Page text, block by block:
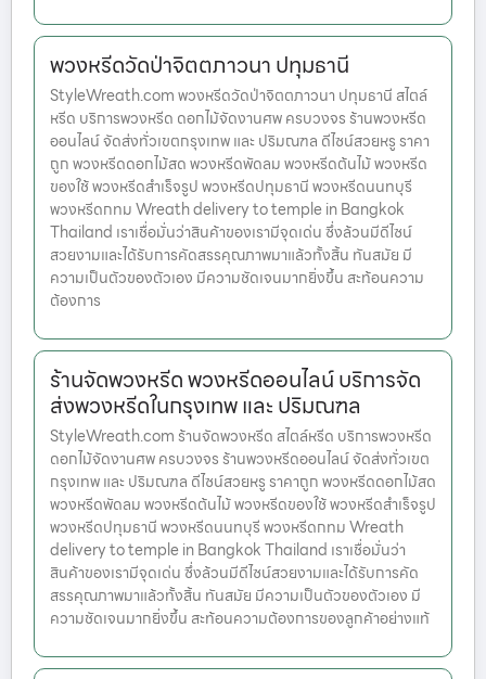
พวงหรีดวัดป่าจิตตภาวนา ปทุมธานี
StyleWreath.com พวงหรีดวัดป่าจิตตภาวนา ปทุมธานี สไตล์
หรีด บริการพวงหรีด ดอกไม้จัดงานศพ ครบวงจร ร้านพวงหรีด
ออนไลน์ จัดส่งทั่วเขตกรุงเทพ และ ปริมณฑล ดีไซน์สวยหรู ราคา
ถูก พวงหรีดดอกไม้สด พวงหรีดพัดลม พวงหรีดต้นไม้ พวงหรีด
ของใช้ พวงหรีดสำเร็จรูป พวงหรีดปทุมธานี พวงหรีดนนทบุรี
พวงหรีดกทม Wreath delivery to temple in Bangkok
Thailand เราเชื่อมั่นว่าสินค้าของเรามีจุดเด่น ซึ่งล้วนมีดีไซน์
สวยงามและได้รับการคัดสรรคุณภาพมาแล้วทั้งสิ้น ทันสมัย มี
ความเป็นตัวของตัวเอง มีความชัดเจนมากยิ่งขึ้น สะท้อนความ
ต้องการ
ร้านจัดพวงหรีด พวงหรีดออนไลน์ บริการจัด
ส่งพวงหรีดในกรุงเทพ และ ปริมณฑล
StyleWreath.com ร้านจัดพวงหรีด สไตล์หรีด บริการพวงหรีด
ดอกไม้จัดงานศพ ครบวงจร ร้านพวงหรีดออนไลน์ จัดส่งทั่วเขต
กรุงเทพ และ ปริมณฑล ดีไซน์สวยหรู ราคาถูก พวงหรีดดอกไม้สด
พวงหรีดพัดลม พวงหรีดต้นไม้ พวงหรีดของใช้ พวงหรีดสำเร็จรูป
พวงหรีดปทุมธานี พวงหรีดนนทบุรี พวงหรีดกทม Wreath
delivery to temple in Bangkok Thailand เราเชื่อมั่นว่า
สินค้าของเรามีจุดเด่น ซึ่งล้วนมีดีไซน์สวยงามและได้รับการคัด
สรรคุณภาพมาแล้วทั้งสิ้น ทันสมัย มีความเป็นตัวของตัวเอง มี
ความชัดเจนมากยิ่งขึ้น สะท้อนความต้องการของลูกค้าอย่างแท้